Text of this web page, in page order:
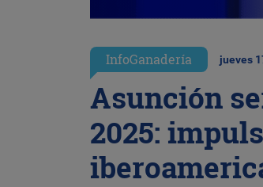
InfoGanadería jueves
Asunción
2025: